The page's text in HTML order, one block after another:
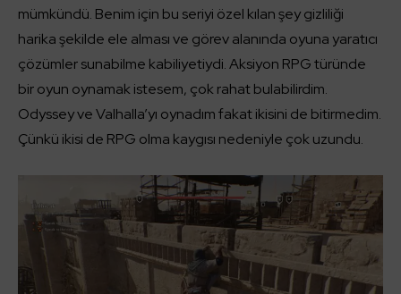
mümkündü. Benim için bu seriyi özel kılan şey gizliliği
harika şekilde ele alması ve görev alanında oyuna yaratıcı
çözümler sunabilme kabiliyetiydi. Aksiyon RPG türünde
bir oyun oynamak istesem, çok rahat bulabilirdim.
Odyssey ve Valhalla’yı oynadım fakat ikisini de bitirmedim.
Çünkü ikisi de RPG olma kaygısı nedeniyle çok uzundu.